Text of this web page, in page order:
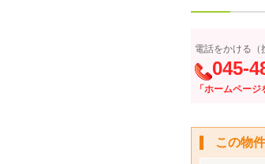
電話をかける（
045-
「ホームページ
この物